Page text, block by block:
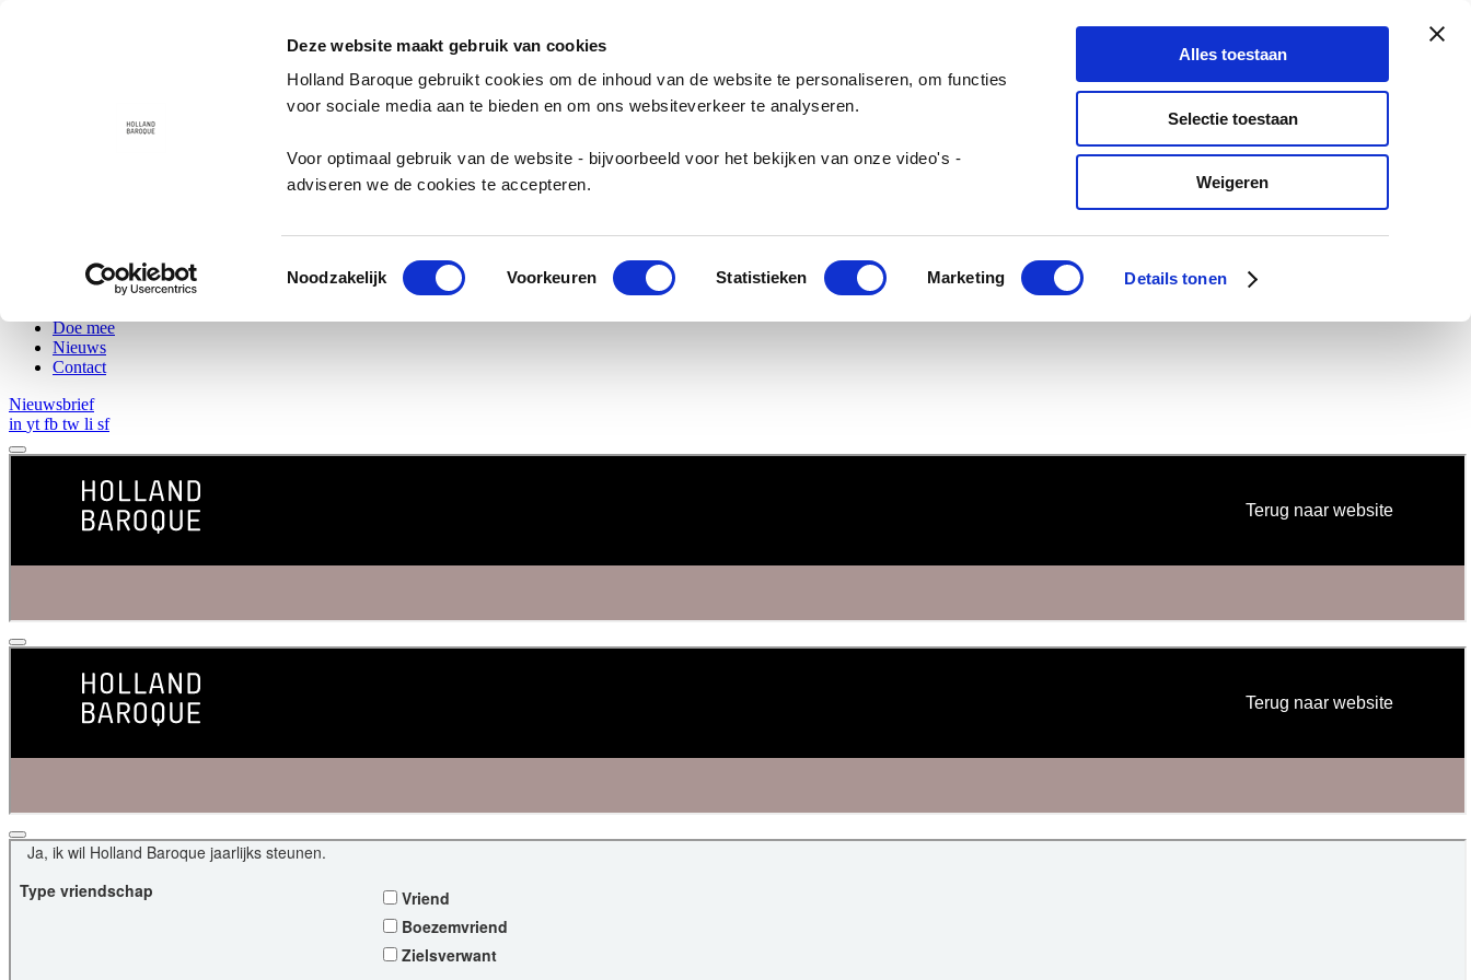
Deze website maakt gebruik van cookies
Holland Baroque gebruikt cookies om de inhoud van de website te personaliseren, om functies
voor sociale media aan te bieden en om ons websiteverkeer te analyseren.
Voor optimaal gebruik van de website - bijvoorbeeld voor het bekijken van onze video's -
adviseren we de cookies te accepteren.
Toestemmingsselectie
Noodzakelijk Voorkeuren Statistieken Marketing Details tonen
Alles toestaan
Selectie toestaan
Weigeren
Winkel
Educatie & Talent
Doe mee
Nieuws
Contact
Nieuwsbrief
in yt fb tw li sf